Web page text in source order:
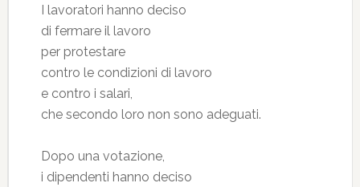
I lavoratori hanno deciso
di fermare il lavoro
per protestare
contro le condizioni di lavoro
e contro i salari,
che secondo loro non sono adeguati.
Dopo una votazione,
i dipendenti hanno deciso